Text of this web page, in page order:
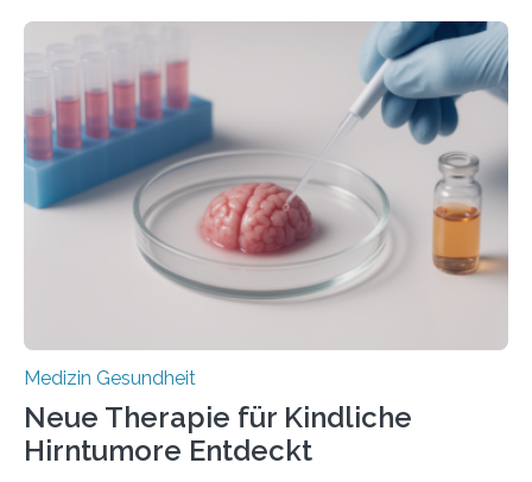
im Journal Circulation, warum der Energietransport bei
der Hypertrophen Kardiomyopathie (HCM) versagen
kann und wie sich durch eine Verringerung der
Herzbelastung und des oxidativen Stresses
Rhythmusstörungen reduzieren lassen. Würzburg. Die
hypertrophe Kardiomyopathie (HCM) ist die häufigste
erblich bedingte Herzerkrankung. Sie führt dazu, dass
sich die linke Herzkammer verdickt, der Herzmuskel zu
stark kontrahiert…
Medizin Gesundheit
Neue Therapie für Kindliche
Hirntumore Entdeckt